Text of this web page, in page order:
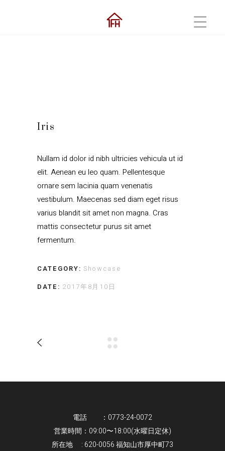
Iris
Nullam id dolor id nibh ultricies vehicula ut id
elit. Aenean eu leo quam. Pellentesque
ornare sem lacinia quam venenatis
vestibulum. Maecenas sed diam eget risus
varius blandit sit amet non magna. Cras
mattis consectetur purus sit amet
fermentum.
CATEGORY: Showcase
DATE: 2017年8月10日
電話 ：0773-24-0072
営業時間：09:00〜18:00(水曜日定休)
所在地 : 620-0056 福知山市厚中町73